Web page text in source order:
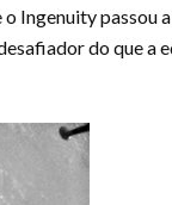
Ingenuity passou
do que a